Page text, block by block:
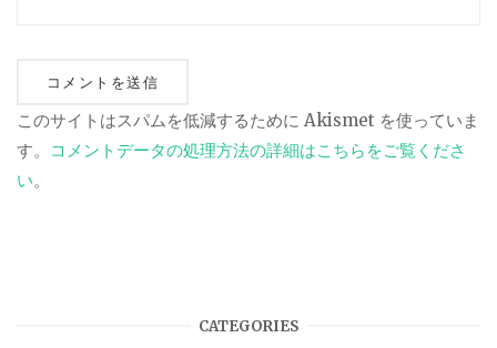
このサイトはスパムを低減するために Akismet を使っていま
す。
コメントデータの処理方法の詳細はこちらをご覧くださ
い。
CATEGORIES